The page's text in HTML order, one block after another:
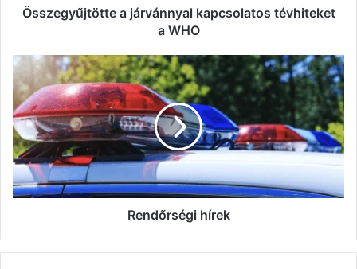
Összegyűjtötte a járvánnyal kapcsolatos tévhiteket
a WHO
Rendőrségi
hírek
Rendőrségi hírek